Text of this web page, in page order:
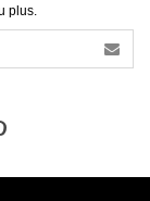
plus.